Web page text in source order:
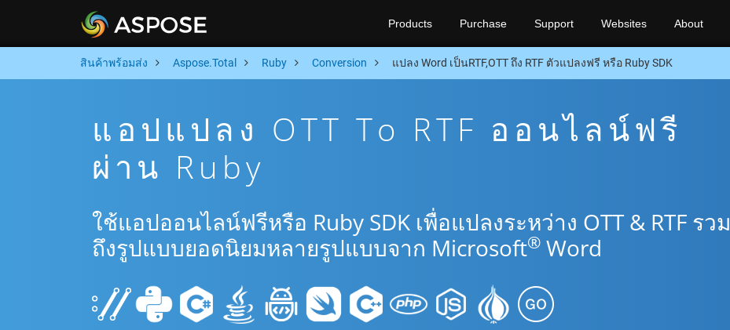
Products Purchase Support Websites About
สินค้าพร้อมส่ง Aspose.Total Ruby Conversion แปลง Word เป็นRTF,OTT ถึง RTF ตัวแปลงฟรี หรือ Ruby SDK
แอปแปลง OTT To RTF ออนไลน์ฟรี
ผ่าน Ruby
ใช้แอปออนไลน์ฟรีหรือ Ruby SDK เพื่อแปลงระหว่าง OTT & RTF รวม
ถึงรูปแบบยอดนิยมหลายรูปแบบจาก Microsoft® Word